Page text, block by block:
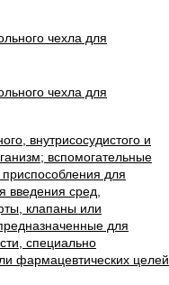
внутрисосудистого и
вспомогательные
для
введения сред,
клапаны или
для
специально
фармацевтических целей